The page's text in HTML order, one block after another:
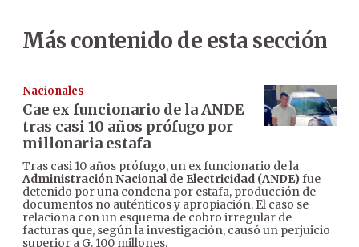
Más contenido de esta sección
Nacionales
Cae ex funcionario de la ANDE
tras casi 10 años prófugo por
millonaria estafa
Tras casi 10 años prófugo, un ex funcionario de la
Administración Nacional de Electricidad (ANDE)fue
detenido por una condena por estafa, producción de
documentos no auténticos y apropiación. El caso se
relaciona con un esquema de cobro irregular de
facturas que, según la investigación, causó un perjuicio
superior a G. 100 millones.